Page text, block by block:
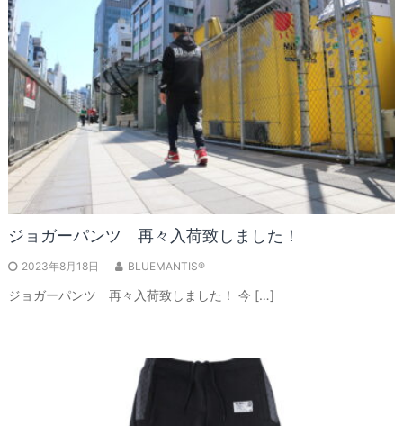
ジョガーパンツ 再々入荷致しました！
2023年8月18日 BLUEMANTIS®
ジョガーパンツ 再々入荷致しました！ 今 […]